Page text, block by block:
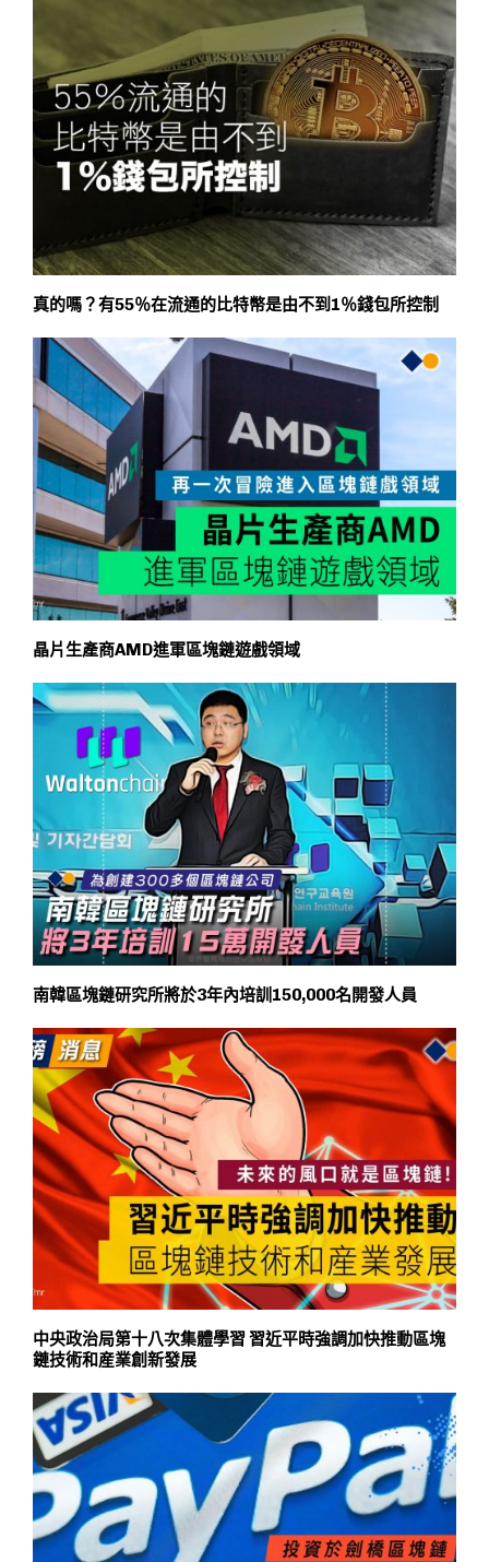
真的嗎？有55％在流通的比特幣是由不到1％錢包所控制
晶片生產商AMD進軍區塊鏈遊戲領域
南韓區塊鏈研究所將於3年內培訓150,000名開發人員
中央政治局第十八次集體學習 習近平時強調加快推動區塊
鏈技術和産業創新發展